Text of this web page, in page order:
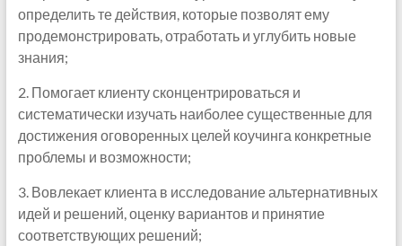
определить те действия, которые позволят ему
продемонстрировать, отработать и углубить новые
знания;
2. Помогает клиенту сконцентрироваться и
систематически изучать наиболее существенные для
достижения оговоренных целей коучинга конкретные
проблемы и возможности;
3. Вовлекает клиента в исследование альтернативных
идей и решений, оценку вариантов и принятие
соответствующих решений;